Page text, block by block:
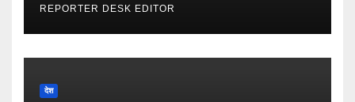
REPORTER DESK EDITOR
देश